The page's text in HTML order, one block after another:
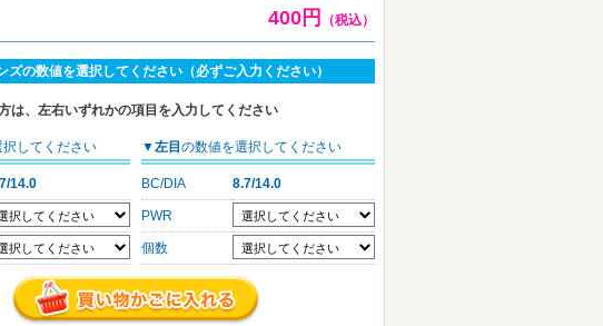
400円 （税込）
ズの数値を選択してください（必ずご入力ください）
は、左右いずれかの項目を入力してください
してください
14.0
▼左目の数値を選択してください
BC/DIA 8.7/14.0
PWR
個数